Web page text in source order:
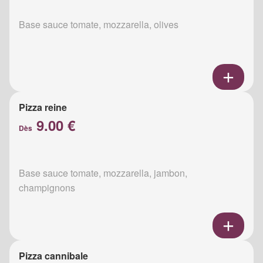
Base sauce tomate, mozzarella, olives
Pizza reine
Dès 9.00 €
Base sauce tomate, mozzarella, jambon,
champignons
Pizza cannibale